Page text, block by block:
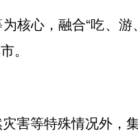
核心，融合“吃、游
。
害等特殊情况外，